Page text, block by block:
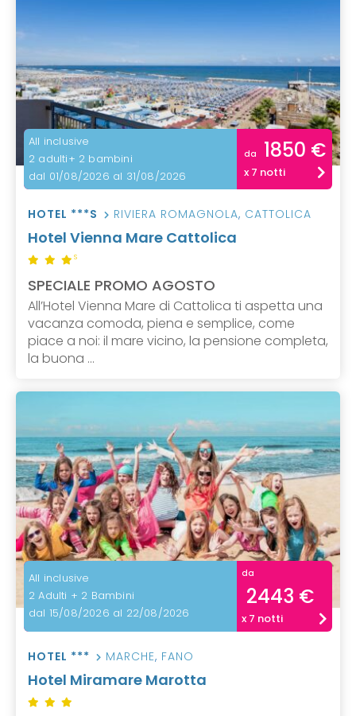
All inclusive
2 adulti+ 2 bambini
dal 01/08/2026 al 31/08/2026
da 1850 €
x 7 notti
HOTEL ***S RIVIERA ROMAGNOLA, CATTOLICA
Hotel Vienna Mare Cattolica
S
SPECIALE PROMO AGOSTO
All’Hotel Vienna Mare di Cattolica ti aspetta una
vacanza comoda, piena e semplice, come
piace a noi: il mare vicino, la pensione completa,
la buona ...
All inclusive
2 Adulti + 2 Bambini
dal 15/08/2026 al 22/08/2026
da
2443 €
x 7 notti
HOTEL *** MARCHE, FANO
Hotel Miramare Marotta